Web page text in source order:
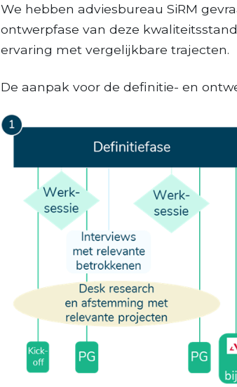
We hebben adviesbureau SiRM
ontwerpfase van deze
ervaring met vergelijkbare trajecten.
De aanpak voor de definitie- en